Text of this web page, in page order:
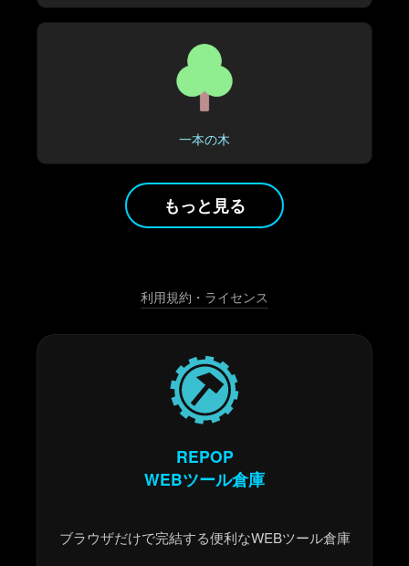
一本の木
もっと見る
利用規約・ライセンス
REPOP
WEBツール倉庫
ブラウザだけで完結する便利なWEBツール倉庫